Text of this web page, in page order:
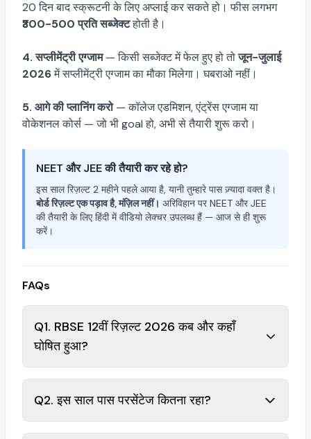
20 दिन बाद स्क्रूटनी के लिए अप्लाई कर सकते हो। फीस लगभग
₹300-500 प्रति सब्जेक्टहोती है।
4. सप्लीमेंट्री एग्जाम— किसी सब्जेक्ट में फेल हुए हो तोजून-जुलाई
2026में सप्लीमेंट्री एग्जाम का मौका मिलेगा। घबराओ नहीं।
5. आगे की प्लानिंग करो— कॉलेज एडमिशन, एंट्रेंस एग्जाम या
वोकेशनल कोर्स — जो भी goal हो, अभी से तैयारी शुरू करो।
NEET और JEE की तैयारी कर रहे हो?
इस साल रिज़ल्ट 2 महीने पहले आया है, यानी तुम्हारे पास ज़्यादा वक्त है।
बोर्ड रिज़ल्ट एक पड़ाव है, मंज़िल नहीं। अरिविहान पर NEET और JEE
की तैयारी के लिए हिंदी में वीडियो लेक्चर उपलब्ध हैं — आज से ही शुरू
करें।
FAQs
Q1. RBSE 12वीं रिज़ल्ट 2026 कब और कहाँ
घोषित हुआ?
Q2. इस साल पास परसेंटेज कितना रहा?